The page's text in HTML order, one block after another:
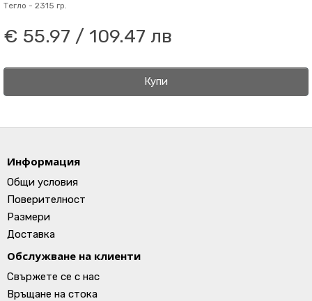
Тегло - 2315 гр.
€ 55.97 / 109.47 лв
Купи
Информация
Общи условия
Поверителност
Размери
Доставка
Обслужване на клиенти
Свържете се с нас
Връщане на стока